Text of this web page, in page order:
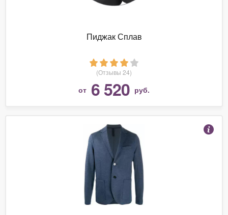
Пиджак Сплав
(Отзывы 24)
от 6 520 руб.